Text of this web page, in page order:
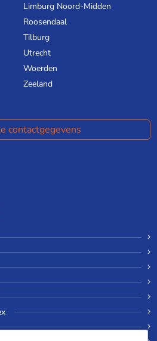
Limburg Noord-Midden
Roosendaal
Tilburg
Utrecht
Woerden
Zeeland
contactgegevens